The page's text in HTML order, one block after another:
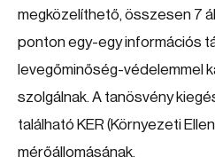
megközelíthető, összesen 7
ponton egy-egy információs
levegőminőség-védelemmel
szolgálnak. A tanösvény
található KER (Környezeti
mérőállomásának.